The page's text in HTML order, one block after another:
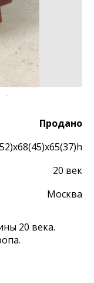
Продано
20 век
Москва
20 века.